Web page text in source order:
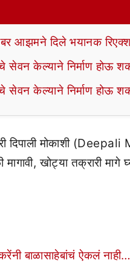
आझमने दिले भयानक
केल्याने निर्माण होऊ
केल्याने निर्माण होऊ
दिपाली मोकाशी
मागावी, खोट्या तक्रारी
बाळासाहेबांचं ऐकलं